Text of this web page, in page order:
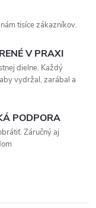
tisíce zákazníkov.
V PRAXI
dielne. Každý
vydržal, zarábal a
PODPORA
Záručný aj